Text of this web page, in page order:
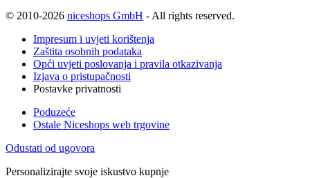
© 2010-2026 niceshops GmbH - All rights reserved.
Impresum i uvjeti korištenja
Zaštita osobnih podataka
Opći uvjeti poslovanja i pravila otkazivanja
Izjava o pristupačnosti
Postavke privatnosti
Poduzeće
Ostale Niceshops web trgovine
Odustati od ugovora
Personalizirajte svoje iskustvo kupnje